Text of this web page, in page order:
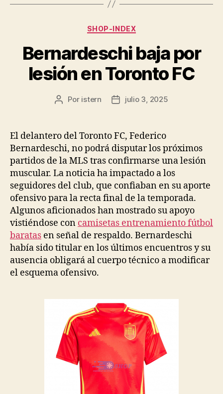
Categorías
SHOP-INDEX
Bernardeschi baja por
lesión en Toronto FC
Autor
entrada
Por istern
Fecha
entrada
julio 3, 2025
El delantero del Toronto FC, Federico
Bernardeschi, no podrá disputar los próximos
partidos de la MLS tras confirmarse una lesión
muscular. La noticia ha impactado a los
seguidores del club, que confiaban en su aporte
ofensivo para la recta final de la temporada.
Algunos aficionados han mostrado su apoyo
vistiéndose con camisetas entrenamiento fútbol
baratas en señal de respaldo. Bernardeschi
había sido titular en los últimos encuentros y su
ausencia obligará al cuerpo técnico a modificar
el esquema ofensivo.